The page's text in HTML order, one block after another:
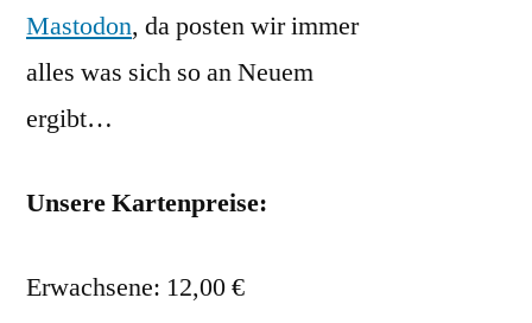
Mastodon, da posten wir immer
alles was sich so an Neuem
ergibt…
Unsere Kartenpreise:
Erwachsene: 12,00 €